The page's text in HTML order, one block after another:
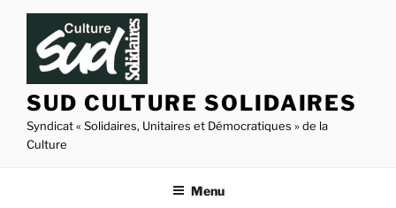
Aller
contenu
principal
SUD CULTURE SOLIDAIRES
Syndicat « Solidaires, Unitaires et Démocratiques » de la
Culture
Menu